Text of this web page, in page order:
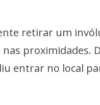
retirar um
proximidades.
entrar no local